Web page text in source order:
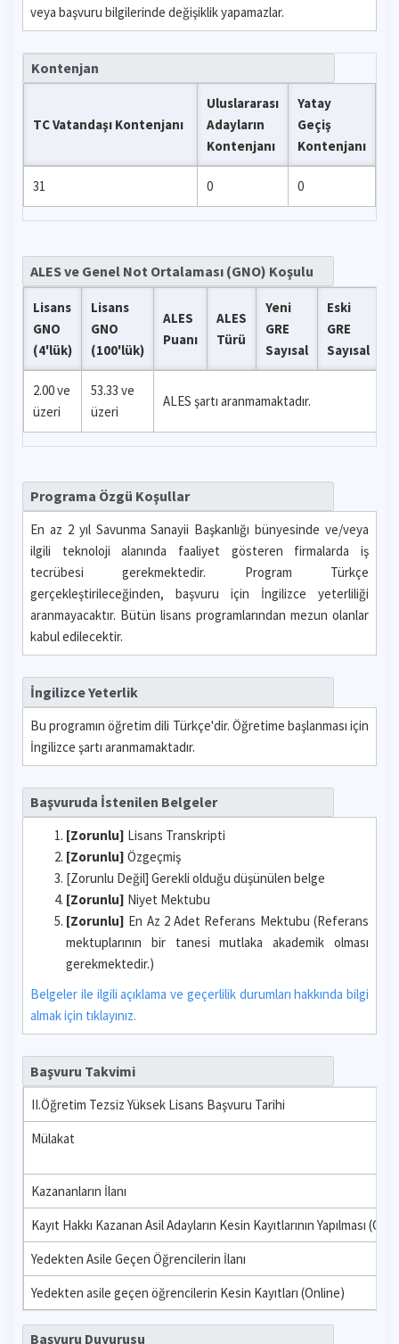
veya başvuru bilgilerinde değişiklik yapamazlar.
Kontenjan
TC Vatandaşı Kontenjanı
Uluslararası
Adayların
Kontenjanı
Yatay
Geçiş
Kontenjanı
31 0 0
ALES ve Genel Not Ortalaması (GNO) Koşulu
Lisans
GNO
(4'lük)
Lisans
GNO
(100'lük)
ALES
Puanı
ALES
Türü
Yeni
GRE
Sayısal
Eski
GRE
Sayısal
2.00 ve
üzeri
53.33 ve
üzeri
ALES şartı aranmamaktadır.
Programa Özgü Koşullar
En az 2 yıl Savunma Sanayii Başkanlığı bünyesinde ve/veya
ilgili teknoloji alanında faaliyet gösteren firmalarda iş
tecrübesi gerekmektedir. Program Türkçe
gerçekleştirileceğinden, başvuru için İngilizce yeterliliği
aranmayacaktır. Bütün lisans programlarından mezun olanlar
kabul edilecektir.
İngilizce Yeterlik
Bu programın öğretim dili Türkçe'dir. Öğretime başlanması için
İngilizce şartı aranmamaktadır.
Başvuruda İstenilen Belgeler
[Zorunlu] Lisans Transkripti
[Zorunlu] Özgeçmiş
[Zorunlu Değil] Gerekli olduğu düşünülen belge
[Zorunlu] Niyet Mektubu
[Zorunlu] En Az 2 Adet Referans Mektubu (Referans
mektuplarının bir tanesi mutlaka akademik olması
gerekmektedir.)
Belgeler ile ilgili açıklama ve geçerlilik durumları hakkında bilgi
almak için tıklayınız.
Başvuru Takvimi
II.Öğretim Tezsiz Yüksek Lisans Başvuru Tarihi
Mülakat
Kazananların İlanı
Kayıt Hakkı Kazanan Asil Adayların Kesin Kayıtlarının Yapılması
Yedekten Asile Geçen Öğrencilerin İlanı
Yedekten asile geçen öğrencilerin Kesin Kayıtları (Online)
Başvuru Duyurusu